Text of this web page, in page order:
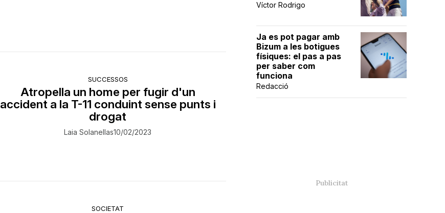
SUCCESSOS
Atropella un home per fugir d'un
accident a la T-11 conduint sense punts i
drogat
Laia Solanellas10/02/2023
SOCIETAT
Víctor Rodrigo
Ja es pot pagar amb
Bizum a les botigues
físiques: el pas a pas
per saber com
funciona
Redacció